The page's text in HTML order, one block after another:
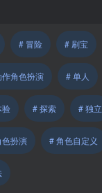
# 冒险 # 刷宝
作角色扮演 # 单人
验 # 探索 # 独立
色扮演 # 角色自定义